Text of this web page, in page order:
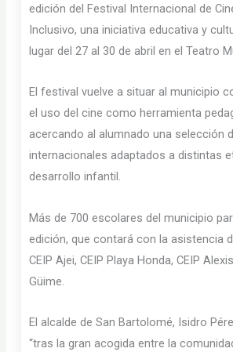
edición del Festival Internacional de
Inclusivo, una iniciativa educativa y
lugar del 27 al 30 de abril en el Teatro
El festival vuelve a situar al municipio
el uso del cine como herramienta
acercando al alumnado una selección
internacionales adaptados a distintas
desarrollo infantil.
Más de 700 escolares del municipio
edición, que contará con la asistencia
CEIP Ajei, CEIP Playa Honda, CEIP
Güime.
El alcalde de San Bartolomé, Isidro
“tras la gran acogida entre la